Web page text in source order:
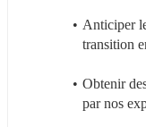
Anticiper
transition
Obtenir
par nos